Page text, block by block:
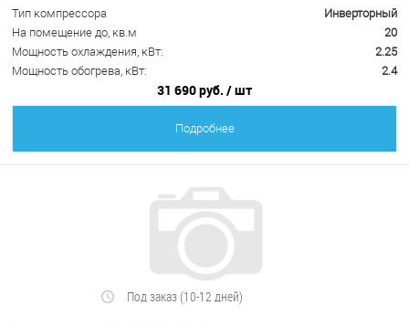
Тип компрессора
Инверторный
На помещение до, кв.м
20
Мощность охлаждения, кВт:
2.25
Мощность обогрева, кВт:
2.4
31 690 руб. / шт
Подробнее
Под заказ (10-12 дней)